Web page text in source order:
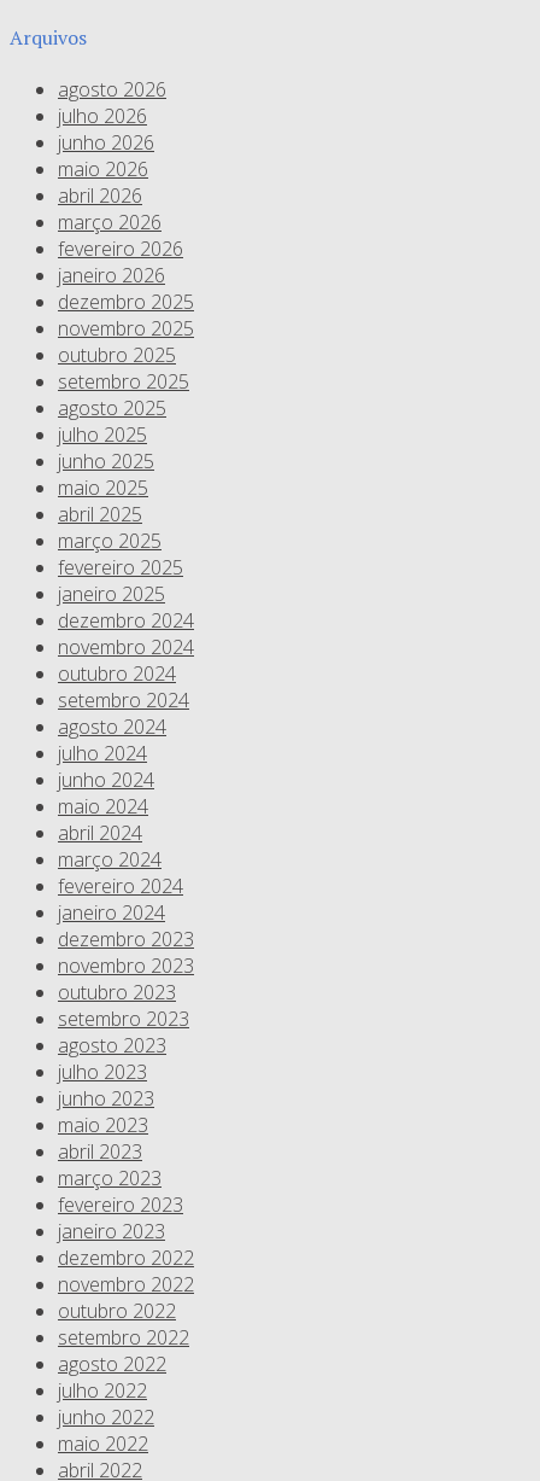
Arquivos
agosto 2026
julho 2026
junho 2026
maio 2026
abril 2026
março 2026
fevereiro 2026
janeiro 2026
dezembro 2025
novembro 2025
outubro 2025
setembro 2025
agosto 2025
julho 2025
junho 2025
maio 2025
abril 2025
março 2025
fevereiro 2025
janeiro 2025
dezembro 2024
novembro 2024
outubro 2024
setembro 2024
agosto 2024
julho 2024
junho 2024
maio 2024
abril 2024
março 2024
fevereiro 2024
janeiro 2024
dezembro 2023
novembro 2023
outubro 2023
setembro 2023
agosto 2023
julho 2023
junho 2023
maio 2023
abril 2023
março 2023
fevereiro 2023
janeiro 2023
dezembro 2022
novembro 2022
outubro 2022
setembro 2022
agosto 2022
julho 2022
junho 2022
maio 2022
abril 2022